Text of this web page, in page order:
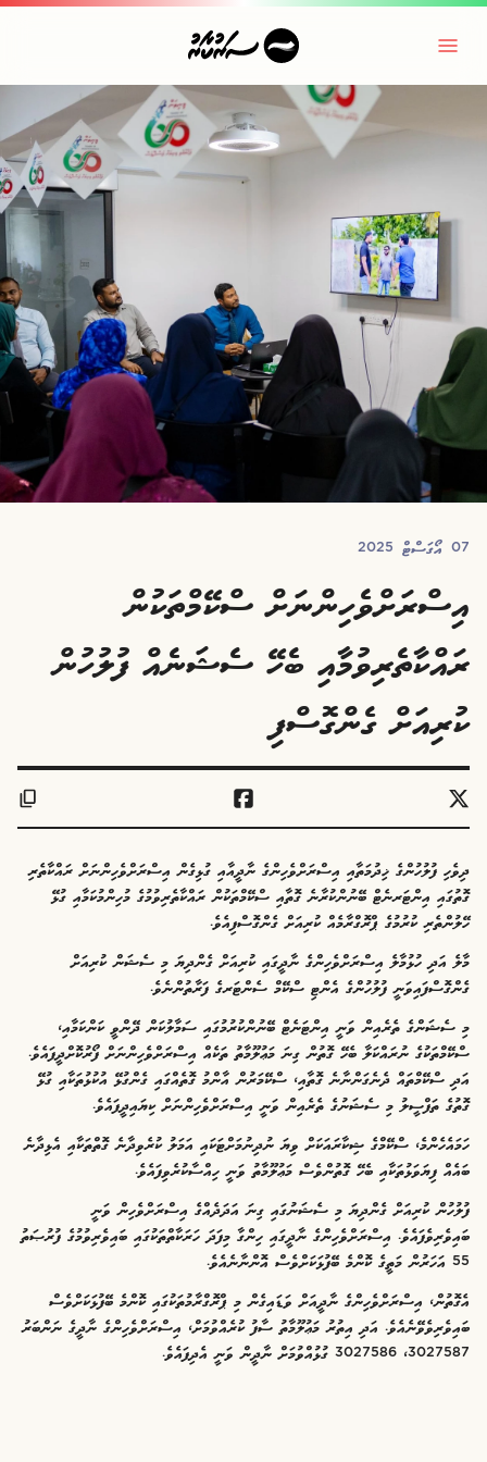
07 އޯގަސްޓް 2025
އިސްރަށްވެހިންނަށް ސްކޭމްތަކުން
ރައްކާތެރިވުމާއި ބެހޭ ސެޝަނެއް ފުލުހުން
ކުރިއަށް ގެންގޮސްފި
ދިވެހި ފުލުހުންގެ ޚިދުމަތާއި އިސްރަށްވެހިންގެ ނާދީއާއި ގުޅިގެން އިސްރަށްވެހިންނަށް ރައްކާތެރި
ގޮތުގައި އިންޓަރނެޓް ބޭނުންކުރާނެ ގޮތާއި ސްކޭމްތަކުން ރައްކާތެރިވުމުގެ މުހިންމުކަމާއި ގުޅޭ
ހޭލުންތެރި ކުރުމުގެ ޕްރޮގްރާމެއް ކުރިއަށް ގެންގޮސްފިއެވެ.
މާލެ އަދި ހުޅުމާލެ އިސްރަށްވެހިންގެ ނާދީގައި ކުރިއަށް ގެންދިޔަ މި ސެޝަން ކުރިއަށް
ގެންގޮސްފައިވަނީ ފުލުހުންގެ އެންޓި ސްކޭމް ސެންޓަރގެ ފަރާތުންނެވެ.
މި ސެޝަންގެ ތެރެއިން ވަނީ އިންޓަނެޓް ބޭނުންކުރުމުގައި ސަމާލުކަން ދޭންވީ ކަންކަމާއި،
ސްކޭމްތަކުގެ ނުރައްކަލާ ބެހޭ ގޮތުން ގިނަ މަޢުލޫމާތު ތަކެއް އިސްރަށްވެހިންނަށް ފޯރުކޮށްދީފައެވެ.
އަދި ސްކޭމްތައް ދެނެގަންނާނެ ގޮތާއި، ސްކޭމަރުން އާންމު ގޮތެއްގައި ގެންގުޅޭ އުކުޅުތަކާއި ގުޅޭ
ގޮތުގެ ތަފްސީލު މި ސެޝަނުގެ ތެރެއިން ވަނީ އިސްރަށްވެހިންނަށް ކިޔައިދީފައެވެ.
ހަމައެހެންމެ، ސްކޭމްގެ ޝިކާރައަކަށް ވިޔަ ނުދިނުމަށްޓަކައި އަމަލު ކުރެވިދާނެ ގޮތްތަކާއި އެޅިދާނެ
ބައެއް ފިޔަވަޅުތަކާއި ބެހޭ ގޮތުންވެސް މަޢުލޫމާތު ވަނީ ހިއްސާކުރެވިފައެވެ.
ފުލުހުން ކުރިއަށް ގެންދިޔަ މި ސެޝަނުގައި ގިނަ އަދަދެއްގެ އިސްރަށްވެހިން ވަނީ
ބައިވެރިވެފައެވެ. އިސްރަށްވެހިންގެ ނާދީގައި ހިންގާ މިފަދަ ހަރަކާތްތަކުގައި ބައިވެރިވުމުގެ ފުރުޞަތު
55 އަހަރުން މަތީގެ ކޮންމެ ބޭފުޅަކަށްވެސް އޮންނާނެއެވެ.
އެގޮތުން، އިސްރަށްވެހިންގެ ނާދީއަށް ވަޑައިގެން މި ޕްރޮގްރާމުތަކުގައި ކޮންމެ ބޭފުޅަކަށްވެސް
ބައިވެރިވެވޭނެއެވެ. އަދި އިތުރު މަޢުލޫމާތު ސާފު ކުރެއްވުމަށް، އިސްރަށްވެހިންގެ ނާދީގެ ނަންބަރު
3027587، 3027586 ގުޅުއްވުމަށް ނާދީން ވަނީ އެދިފައެވެ.